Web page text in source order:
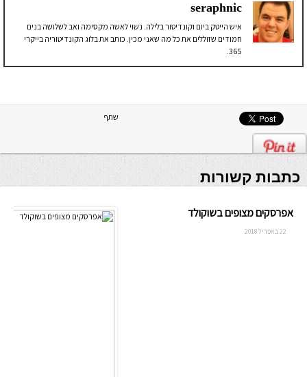
seraphnic
איש הייטק ביום וקונדיטור בלילה. נשוי לאשה מקסימה ואב לשלושה בנים
חמודים שזוללים את כל מה שאני מכין. כותב את בלוג הקונדיטוריה בייקרי
365.
שתף
כתבות קשורות
אפרסקים מצופים בשוקולד
22 באפריל 2018